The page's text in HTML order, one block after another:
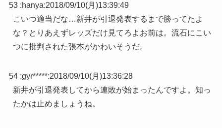
53 :hanya:2018/09/10(月)13:39:49
こいつ適当だな…新井が引退発表するまで勝ってたよ
な？とりあえずレッズだけ見てろよお前は。流石にこい
つに批判された張本がかわいそうだ。
54 :gyr*****:2018/09/10(月)13:36:28
新井が引退発表してから連敗が始まったんですよ。知っ
たかは止めましょうね。